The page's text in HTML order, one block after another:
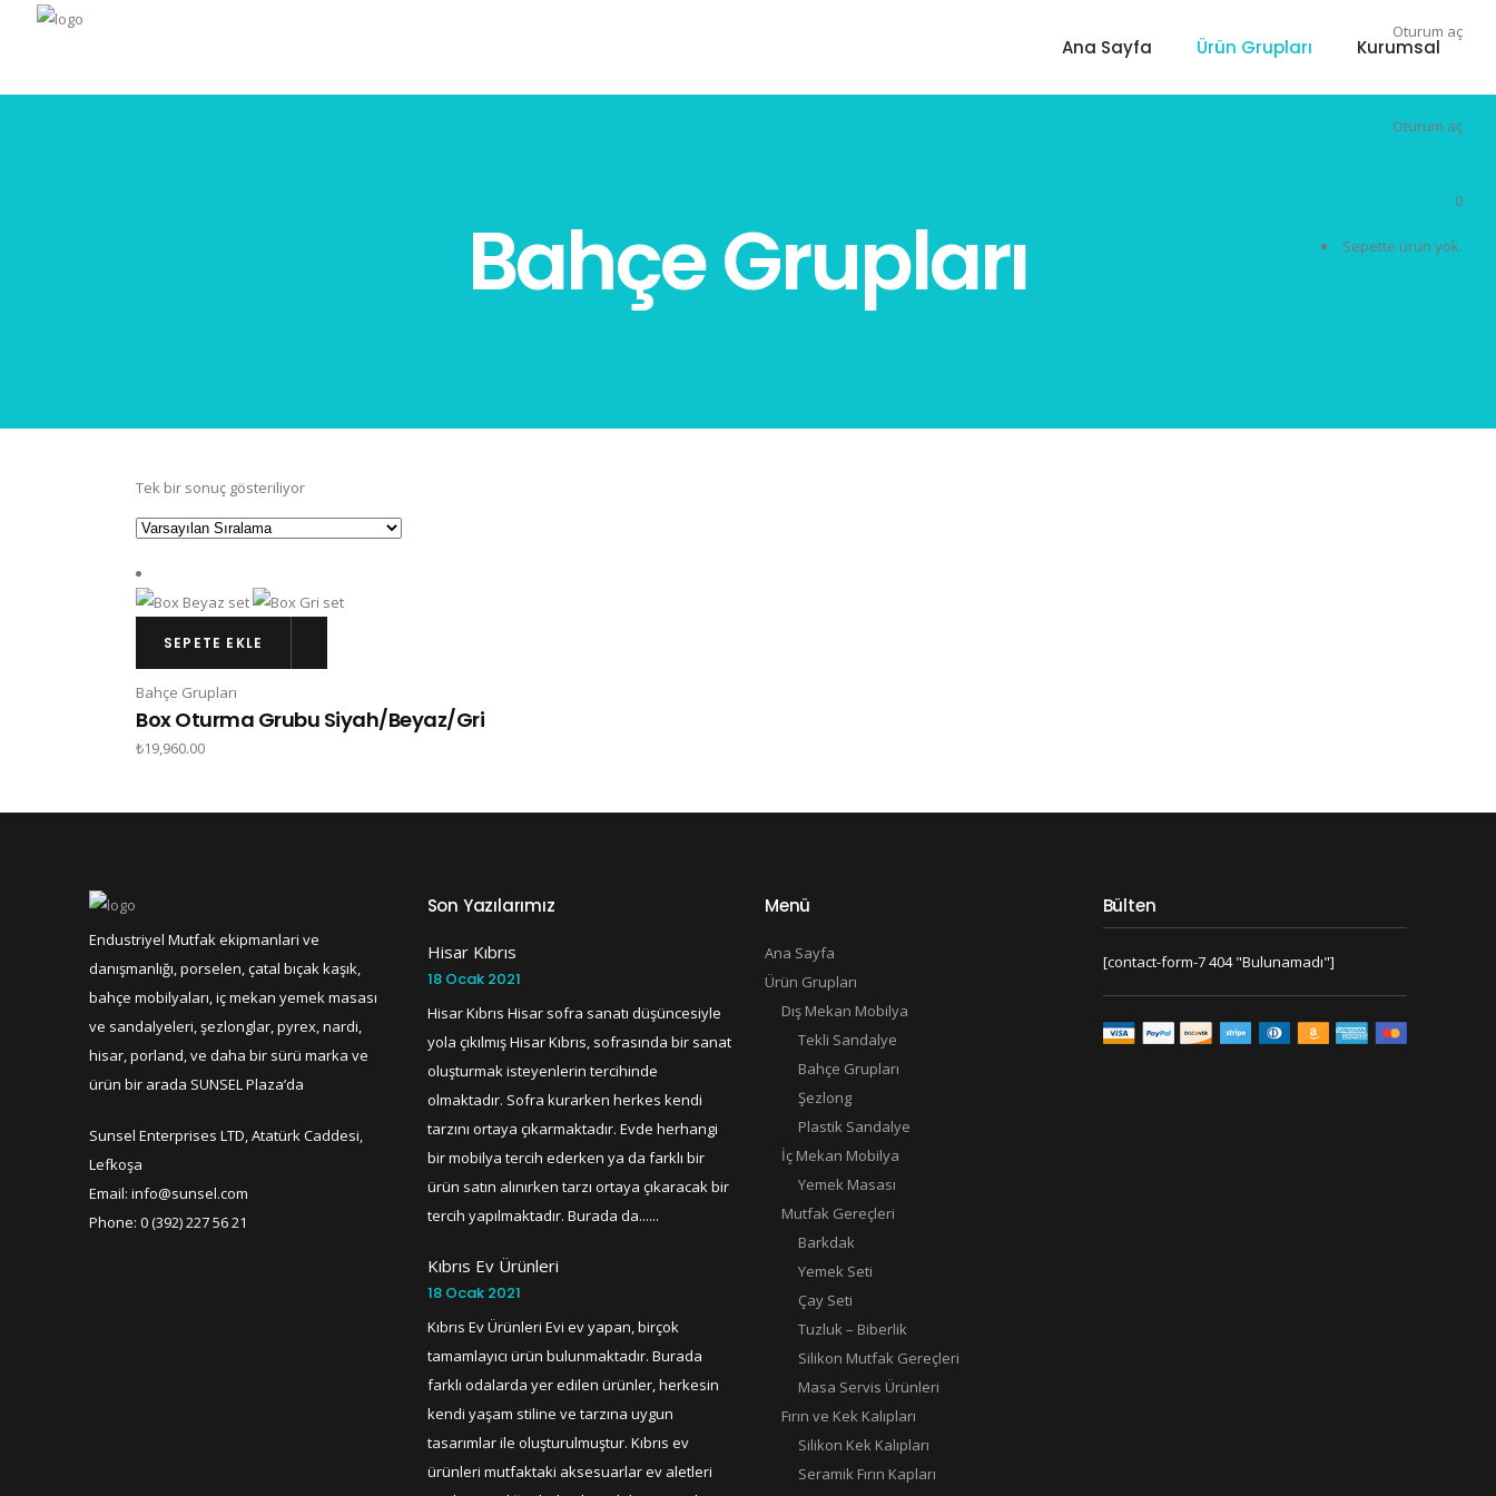
Ana Sayfa Ürün Grupları Kurumsal
Oturum aç
0
Sepette ürün yok.
Oturum aç
Bahçe Grupları
Tek bir sonuç gösteriliyor
SEPETE EKLE
Bahçe Grupları
Box Oturma Grubu Siyah/Beyaz/Gri
₺19,960.00
Endustriyel Mutfak ekipmanlari ve
danışmanlığı, porselen, çatal bıçak kaşık,
bahçe mobilyaları, iç mekan yemek masası
ve sandalyeleri, şezlonglar, pyrex, nardi,
hisar, porland, ve daha bir sürü marka ve
ürün bir arada SUNSEL Plaza’da
Sunsel Enterprises LTD, Atatürk Caddesi,
Lefkoşa
Email: info@sunsel.com
Phone: 0 (392) 227 56 21
Son Yazılarımız
Hisar Kıbrıs
18 Ocak 2021
Hisar Kıbrıs Hisar sofra sanatı düşüncesiyle
yola çıkılmış Hisar Kıbrıs, sofrasında bir sanat
oluşturmak isteyenlerin tercihinde
olmaktadır. Sofra kurarken herkes kendi
tarzını ortaya çıkarmaktadır. Evde herhangi
bir mobilya tercih ederken ya da farklı bir
ürün satın alınırken tarzı ortaya çıkaracak bir
tercih yapılmaktadır. Burada da......
Kıbrıs Ev Ürünleri
18 Ocak 2021
Kıbrıs Ev Ürünleri Evi ev yapan, birçok
tamamlayıcı ürün bulunmaktadır. Burada
farklı odalarda yer edilen ürünler, herkesin
kendi yaşam stiline ve tarzına uygun
tasarımlar ile oluşturulmuştur. Kıbrıs ev
ürünleri mutfaktaki aksesuarlar ev aletleri
Menü
Ana Sayfa
Ürün Grupları
Dış Mekan Mobilya
Tekli Sandalye
Bahçe Grupları
Şezlong
Plastik Sandalye
İç Mekan Mobilya
Yemek Masası
Mutfak Gereçleri
Barkdak
Yemek Seti
Çay Seti
Tuzluk – Biberlik
Silikon Mutfak Gereçleri
Masa Servis Ürünleri
Fırın ve Kek Kalıpları
Silikon Kek Kalıpları
Seramik Fırın Kapları
Bülten
[contact-form-7 404 "Bulunamadı"]